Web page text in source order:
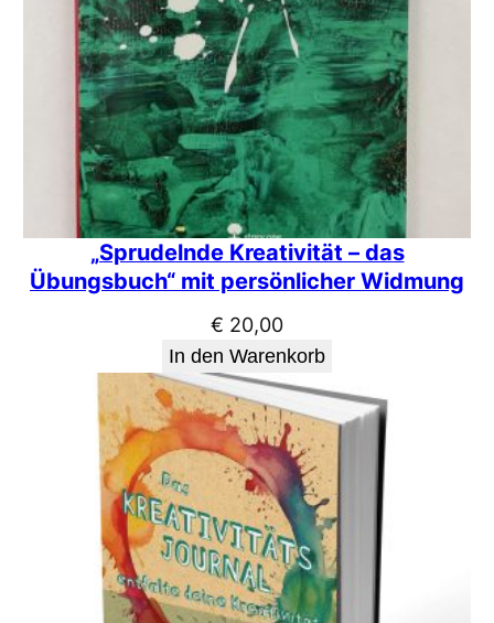
„Sprudelnde Kreativität – das
Übungsbuch“ mit persönlicher Widmung
€ 20,00
In den Warenkorb